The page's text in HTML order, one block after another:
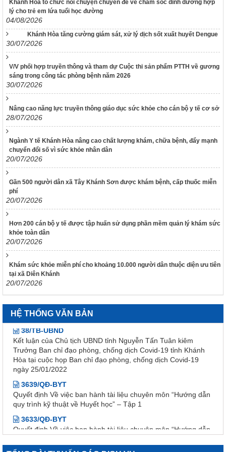
Khánh Hòa tổ chức nói chuyện chuyên đề về chăm sóc dinh dưỡng hợp
lý cho trẻ em lứa tuổi học đường
04/08/2026
Khánh Hòa tăng cường giám sát, xử lý dịch sốt xuất huyết Dengue
30/07/2026
V/V phối hợp truyền thông và tham dự Cuộc thi sản phẩm PTTH về gương
sáng trong công tác phòng bệnh năm 2026
30/07/2026
Nâng cao năng lực truyền thông giáo dục sức khỏe cho cán bộ y tế cơ sở
28/07/2026
Ngành Y tế Khánh Hòa nâng cao chất lượng khám, chữa bệnh, đẩy mạnh
chuyển đổi số vì sức khỏe nhân dân
20/07/2026
Gần 500 người dân xã Tây Khánh Sơn được khám bệnh, cấp thuốc miễn
phí
20/07/2026
Hơn 200 cán bộ y tế được tập huấn sử dụng phần mềm quản lý khám sức
khỏe toàn dân
20/07/2026
Khám sức khỏe miễn phí cho khoảng 10.000 người dân thuộc diện ưu tiên
tại xã Diên Khánh
20/07/2026
HỆ THỐNG VĂN BẢN
LUẬT XỬ LÝ VI PHẠM HÀNH CHÍNH
190/2025/NĐ-CP
Nghị định Sửa đổi, bổ sung một số điều của Nghị định số
118/2021/NĐ-CP ngày 23 tháng 12 năm 2021 của Chính phủ
quy định chi tiết một số điều và biện pháp thi hành Luật Xử lý
68/2025/NĐ-CP ngày 18 tháng 3 năm 2025 của Chính phủ và
Nghị định số 120/2021/NĐ-CP ngày 24 tháng 12 năm 2021
của Chính phủ quy định chế độ áp dụng biện pháp xử lý hành
189/2025/NĐ-CP
318/VPCQTT
V/v định hướng công tác tuyên truyền, đấu tranh phản bác về
nhân quyền tháng 01/2026
1265/HD-BCĐ
HƯỚNG DẪN QUẢN LÝ NGƯỜI MẮC COVID-19 TẠI NHÀ
38/TB-UBND
Kết luận của UBND tỉnh Nguyễn Tấn Tuân kiêm Trưởng Ban
Chỉ đạo phòng, chống dịch Covid-19 tỉnh Khánh Hòa tại cuộc
họp Ban Chỉ đạo phòng, chống dịch Covid-19 ngày
25/01/2022
48/TB-UBND
Kết luận của Phó Chủ tịch UBND tỉnh Đinh Văn Thiệu kiêm
Phó Trưởng Ban chỉ đạo phòng, chống dịch Covid-19 tỉnh
38/TB-UBND
Kết luận của Chủ tịch UBND tỉnh Nguyễn Tấn Tuân kiêm
Trưởng Ban chỉ đạo phòng, chống dịch Covid-19 tỉnh Khánh
Hòa tại cuộc họp Ban chỉ đạo phòng, chống dịch Covid-19
ngày 25/01/2022
3639/QĐ-BYT
Quyết định Về việc ban hành tài liệu chuyên môn “Hướng dẫn
quy trình kỹ thuật về Huyết học” – Tập 1
3633/QĐ-BYT
Quyết định Về việc ban hành tài liệu chuyên môn “Hướng dẫn
quy trình kỹ thuật về tạo máu và lympho - Tập 2.1”
Quyết định Về việc ban hành tài liệu chuyên môn “Hướng dẫn